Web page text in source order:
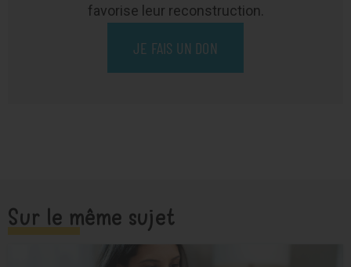
favorise leur reconstruction.
JE FAIS UN DON
Sur le même sujet